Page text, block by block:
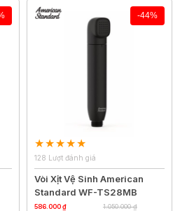
-44%
128 Lượt đánh giá
Vòi Xịt Vệ Sinh American
Standard WF-TS28MB
586.000 ₫ 1.050.000 ₫